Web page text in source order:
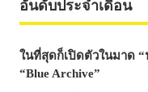
อันดับประจำเดือน
ในที่สุดก็เปิดตัวในมาด
“Blue Archive”